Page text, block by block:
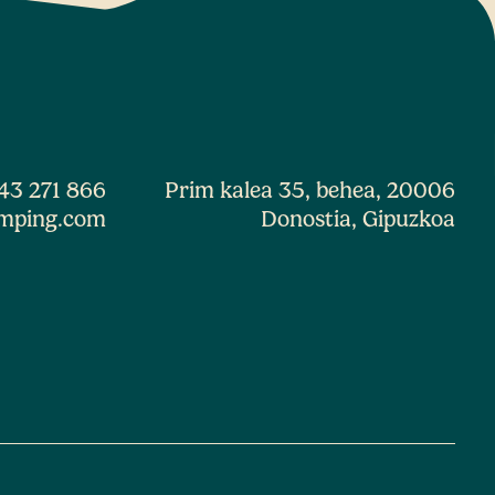
271 866
Prim kalea 35, behea, 20006
Donostia, Gipuzkoa